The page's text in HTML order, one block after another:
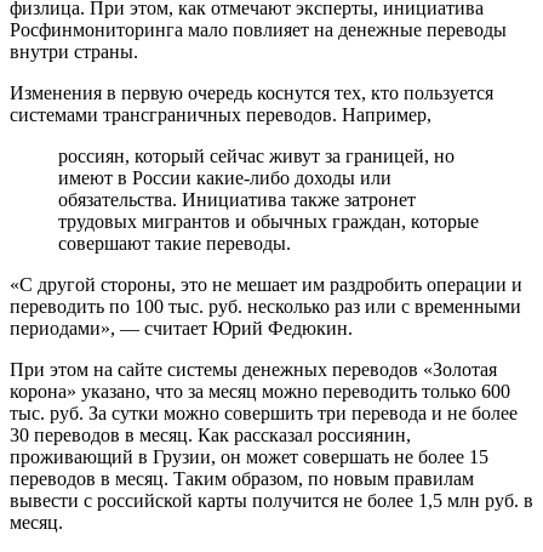
физлица. При этом, как отмечают эксперты, инициатива
Росфинмониторинга мало повлияет на денежные переводы
внутри страны.
Изменения в первую очередь коснутся тех, кто пользуется
системами трансграничных переводов. Например,
россиян, который сейчас живут за границей, но
имеют в России какие-либо доходы или
обязательства. Инициатива также затронет
трудовых мигрантов и обычных граждан, которые
совершают такие переводы.
«С другой стороны, это не мешает им раздробить операции и
переводить по 100 тыс. руб. несколько раз или с временными
периодами», — считает Юрий Федюкин.
При этом на сайте системы денежных переводов «Золотая
корона» указано, что за месяц можно переводить только 600
тыс. руб. За сутки можно совершить три перевода и не более
30 переводов в месяц. Как рассказал россиянин,
проживающий в Грузии, он может совершать не более 15
переводов в месяц. Таким образом, по новым правилам
вывести с российской карты получится не более 1,5 млн руб. в
месяц.